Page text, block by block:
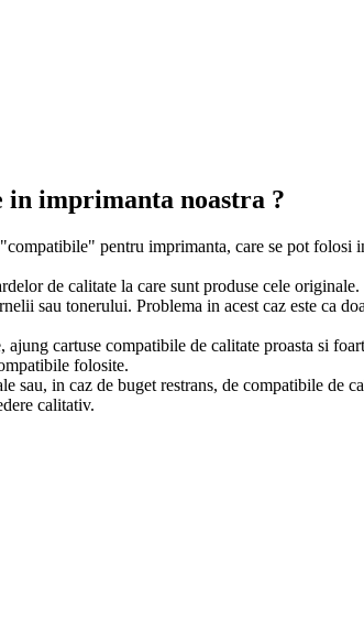
in imprimanta noastra ?
pentru imprimanta, care se pot
de calitate la care sunt produse cele originale.
sau tonerului. Problema in acest caz este ca
cartuse compatibile de calitate proasta si
folosite.
in caz de buget restrans, de compatibile de
calitativ.